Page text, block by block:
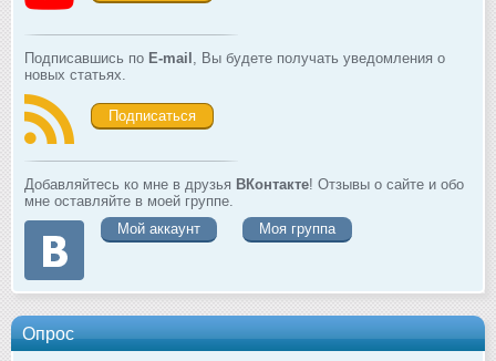
Подписавшись по E-mail , Вы будете получать уведомления о
новых статьях.
Подписаться
Добавляйтесь ко мне в друзья ВКонтакте! Отзывы о сайте и обо
мне оставляйте в моей группе.
Мой аккаунт
Моя группа
Опрос